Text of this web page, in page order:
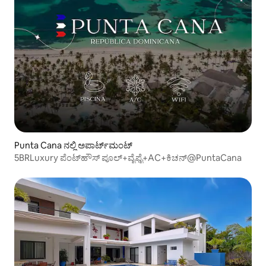
Punta Cana ನಲ್ಲಿ ಅಪಾರ್ಟ್‌ಮಂಟ್
5BRLuxury ಪೆಂಟ್‌ಹೌಸ್ ಪೂಲ್+ವೈಫೈ+AC+ಕಿಚನ್@PuntaCana